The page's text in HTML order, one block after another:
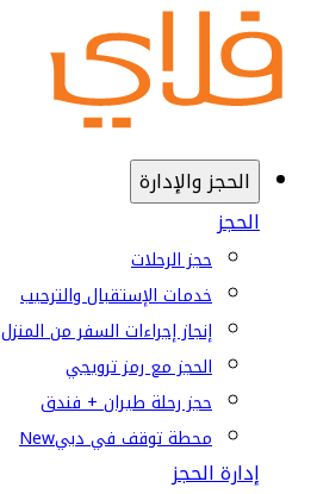
الحجز والإدارة
الحجز
حجز الرحلات
خدمات الإستقبال والترحيب
إنجاز إجراءات السفر من المنزل
الحجز مع رمز ترويجي
حجز رحلة طيران + فندق
محطة توقف في دبيNew
إدارة الحجز